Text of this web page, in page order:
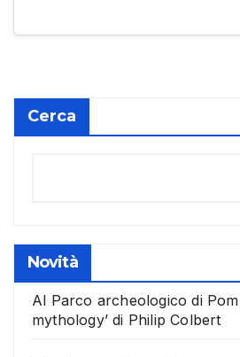
Cerca
Novità
Al Parco archeologico di
mythology’ di Philip Colbert